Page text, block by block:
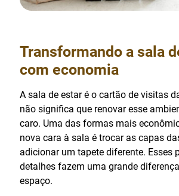
Transformando a sala
com economia
A sala de estar é o cartão de visitas
não significa que renovar esse
caro. Uma das formas mais
nova cara à sala é trocar as capas
adicionar um tapete diferente. Esses
detalhes fazem uma grande
espaço.